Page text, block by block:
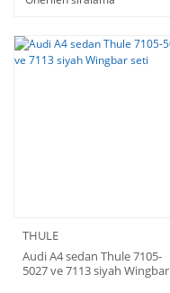
THULE
Audi A4 sedan Thule 7105-
5027 ve 7113 siyah Wingbar